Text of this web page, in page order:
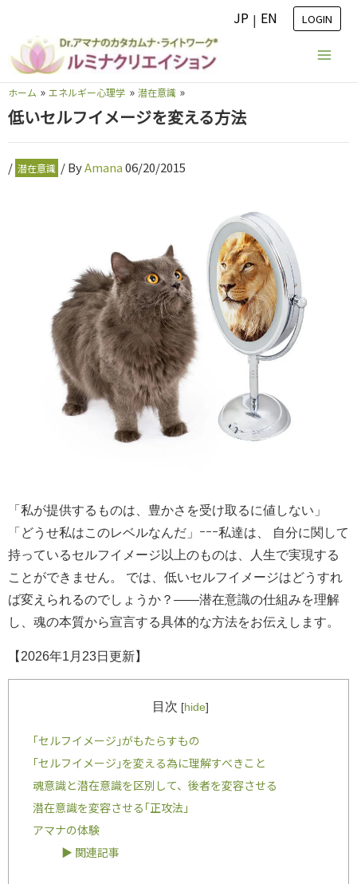
を
キ
ッ
プ
JP | EN LOGIN
ホーム エネルギー心理学 潜在意識
低いセルフイメージを変える方法
/ 潜在意識 / ByAmana06/20/2015
「私が提供するものは、豊かさを受け取るに値しない」
「どうせ私はこのレベルなんだ」ｰｰｰ私達は、 自分に関して
持っているセルフイメージ以上のものは、人生で実現する
ことができません。 では、低いセルフイメージはどうすれ
ば変えられるのでしょうか？——潜在意識の仕組みを理解
し、魂の本質から宣言する具体的な方法をお伝えします。
【2026年1月23日更新】
目次 [hide]
｢セルフイメージ｣がもたらすもの
｢セルフイメージ｣を変える為に理解すべきこと
魂意識と潜在意識を区別して、後者を変容させる
潜在意識を変容させる｢正攻法｣
アマナの体験
▶ 関連記事